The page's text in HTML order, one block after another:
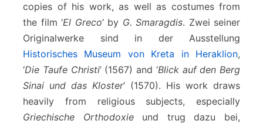
copies of his work, as well as costumes from
the film ‘El Greco’ by G. Smaragdis. Zwei seiner
Originalwerke sind in der Ausstellung
Historisches Museum von Kreta in Heraklion,
‘Die Taufe Christi’ (1567) and ‘Blick auf den Berg
Sinai und das Kloster’ (1570). His work draws
heavily from religious subjects, especially
Griechische Orthodoxieund trug dazu bei,